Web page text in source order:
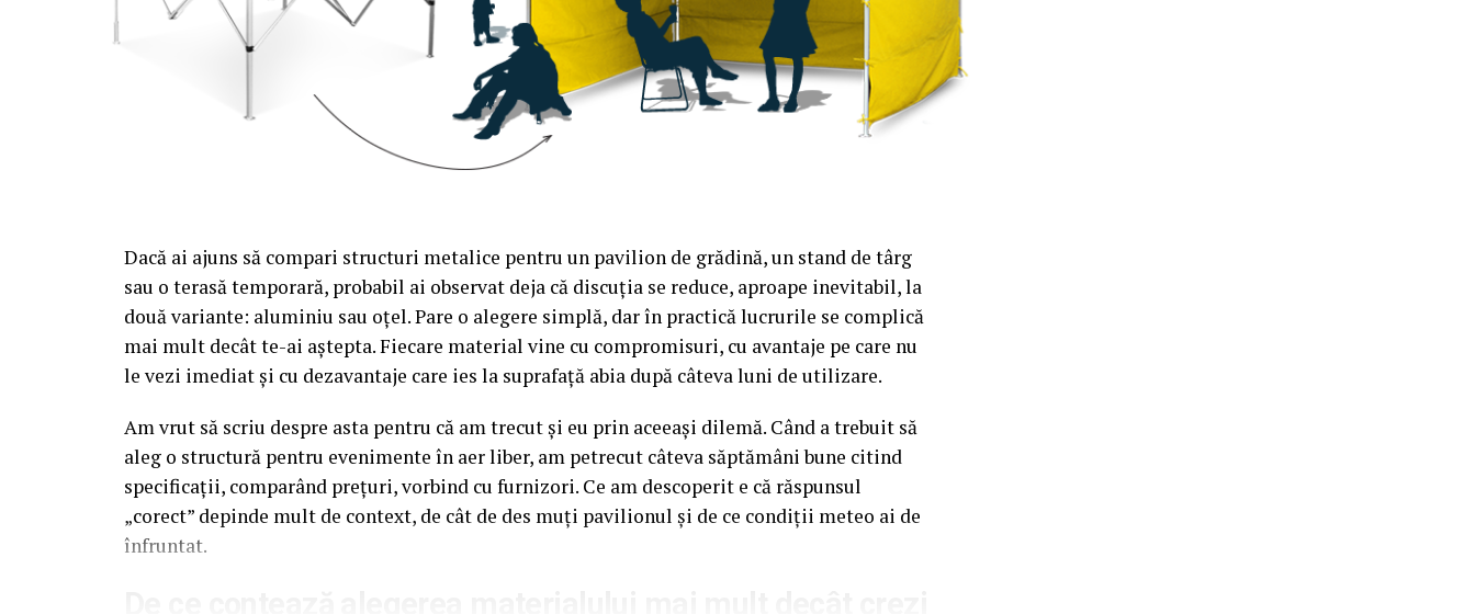
Dacă ai ajuns să compari structuri metalice pentru un pavilion de grădină, un stand de târg
sau o terasă temporară, probabil ai observat deja că discuția se reduce, aproape inevitabil, la
două variante: aluminiu sau oțel. Pare o alegere simplă, dar în practică lucrurile se complică
mai mult decât te-ai aștepta. Fiecare material vine cu compromisuri, cu avantaje pe care nu
le vezi imediat și cu dezavantaje care ies la suprafață abia după câteva luni de utilizare.
Am vrut să scriu despre asta pentru că am trecut și eu prin aceeași dilemă. Când a trebuit să
aleg o structură pentru evenimente în aer liber, am petrecut câteva săptămâni bune citind
specificații, comparând prețuri, vorbind cu furnizori. Ce am descoperit e că răspunsul
„corect” depinde mult de context, de cât de des muți pavilionul și de ce condiții meteo ai de
înfruntat.